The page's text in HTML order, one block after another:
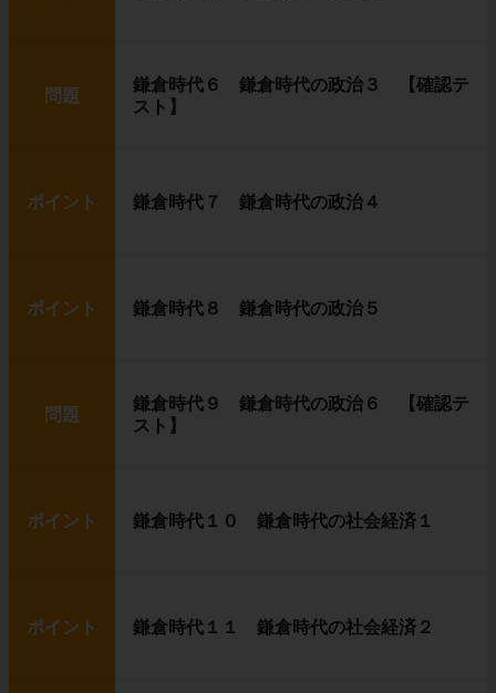
問題
鎌倉時代６ 鎌倉時代の政治３ 【確認テ
スト】
ポイント 鎌倉時代７ 鎌倉時代の政治４
ポイント 鎌倉時代８ 鎌倉時代の政治５
問題
鎌倉時代９ 鎌倉時代の政治６ 【確認テ
スト】
ポイント 鎌倉時代１０ 鎌倉時代の社会経済１
ポイント 鎌倉時代１１ 鎌倉時代の社会経済２